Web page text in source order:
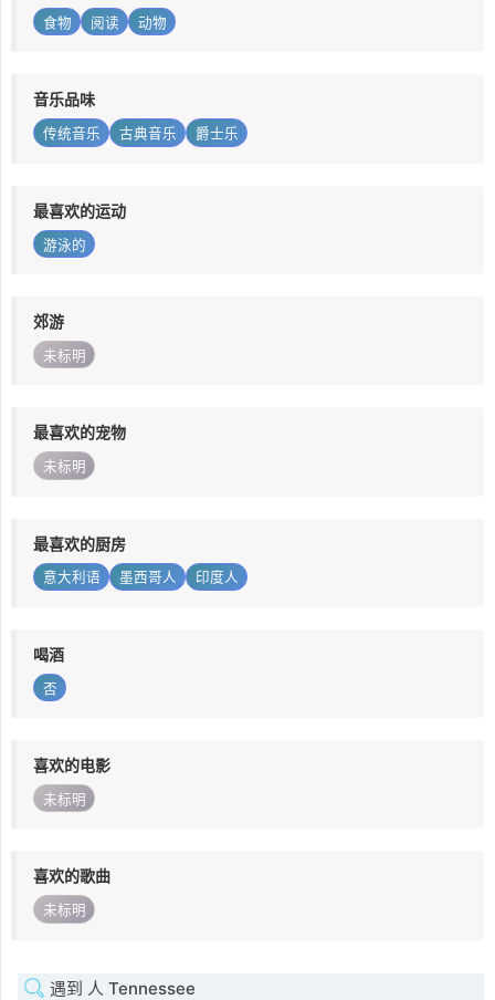
食物 阅读 动物
音乐品味
传统音乐 古典音乐 爵士乐
最喜欢的运动
游泳的
郊游
未标明
最喜欢的宠物
未标明
最喜欢的厨房
意大利语 墨西哥人 印度人
喝酒
否
喜欢的电影
未标明
喜欢的歌曲
未标明
遇到 人 Tennessee